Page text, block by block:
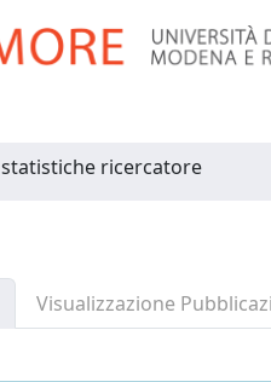
statistiche ricercatore
Visualizzazione